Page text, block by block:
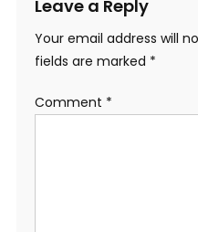
Leave a Reply
Your email address will
fields are marked *
Comment *